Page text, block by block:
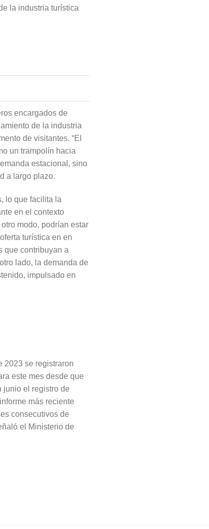
la industria turística
encargados de
de la industria
de visitantes. “El
un trampolín hacia
estacional, sino
a largo plazo.
lo que facilita la
en el contexto
modo, podrían estar
turística en en
que contribuyan a
lado, la demanda de
impulsado en
2023 se registraron
este mes desde que
junio el registro de
más reciente
consecutivos de
el Ministerio de